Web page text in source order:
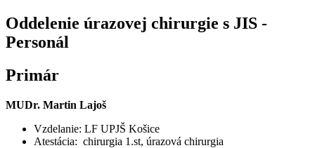
Oddelenie úrazovej chirurgie s JIS -
Personál
Primár
MUDr. Martin Lajoš
Vzdelanie: LF UPJŠ Košice
Atestácia: chirurgia 1.st, úrazová chirurgia